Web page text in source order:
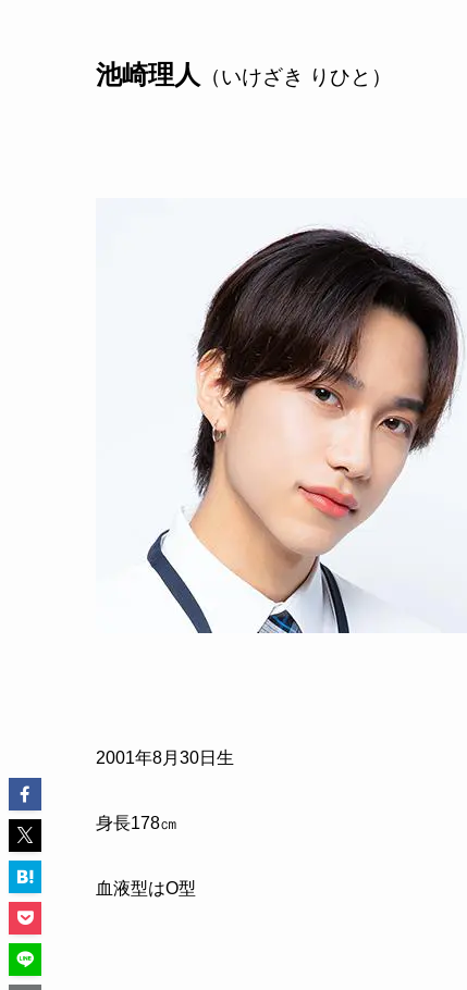
池崎理人 （いけざき りひと）
2001年8月30日生
身長178㎝
血液型はO型